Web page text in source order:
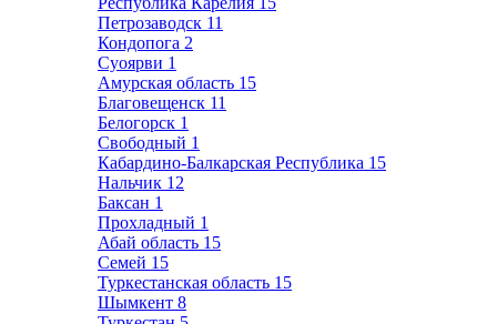
Петрозаводск 11
Кондопога 2
Суоярви 1
Амурская область 15
Благовещенск 11
Белогорск 1
Свободный 1
Кабардино-Балкарская Республика 15
Нальчик 12
Баксан 1
Прохладный 1
Абай область 15
Семей 15
Туркестанская область 15
Шымкент 8